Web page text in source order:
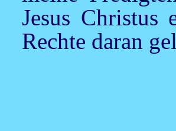
Jesus Christus
Rechte daran